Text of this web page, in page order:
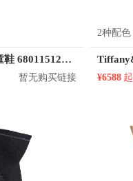
特步 篮球 童鞋 680115124136
暂无购买链接
2种配色
¥6588 起